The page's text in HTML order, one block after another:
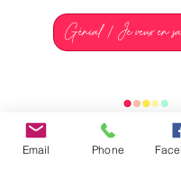
Génial ! Je veux en
Email Phone